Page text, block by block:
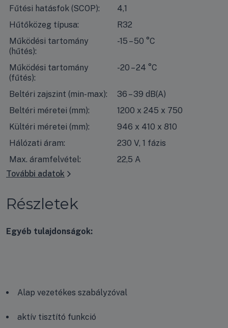
Fűtési hatásfok (SCOP):
4,1
Hűtőközeg típusa:
R32
Működési tartomány
(hűtés):
-15 – 50 °C
Működési tartomány
(fűtés):
-20 – 24 °C
Beltéri zajszint (min-max):
36 – 39 dB(A)
Beltéri méretei (mm):
1200 x 245 x 750
Kültéri méretei (mm):
946 x 410 x 810
Hálózati áram:
230 V, 1 fázis
Max. áramfelvétel:
22,5 A
További adatok
Részletek
Egyéb tulajdonságok:
Alap vezetékes szabályzóval
aktív tisztító funkció